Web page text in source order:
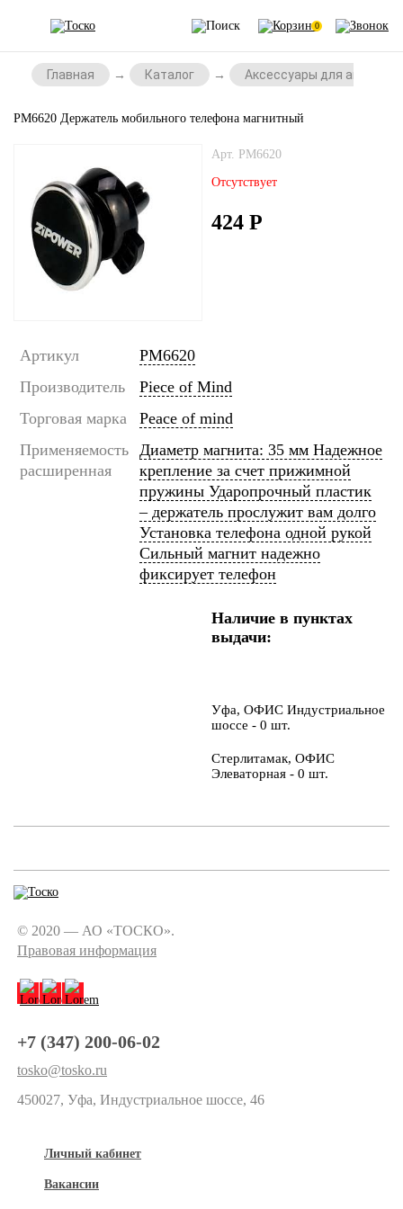
0
Главная Каталог Аксессуары для
PM6620 Держатель мобильного телефона магнитный
Арт. PM6620
Отсутствует
424 Р
Артикул
PM6620
Производитель
Piece of Mind
Торговая марка
Peace of mind
Применяемость
расширенная
Диаметр магнита: 35 мм Надежное
крепление за счет прижимной
пружины Ударопрочный пластик
– держатель прослужит вам долго
Установка телефона одной рукой
Сильный магнит надежно
фиксирует телефон
Наличие в пунктах
выдачи:
Уфа, ОФИС Индустриальное
шоссе - 0 шт.
Стерлитамак, ОФИС
Элеваторная - 0 шт.
© 2020 — АО «ТОСКО».
Правовая информация
+7 (347) 200-06-02
tosko@tosko.ru
450027, Уфа, Индустриальное шоссе, 46
Личный кабинет
Вакансии